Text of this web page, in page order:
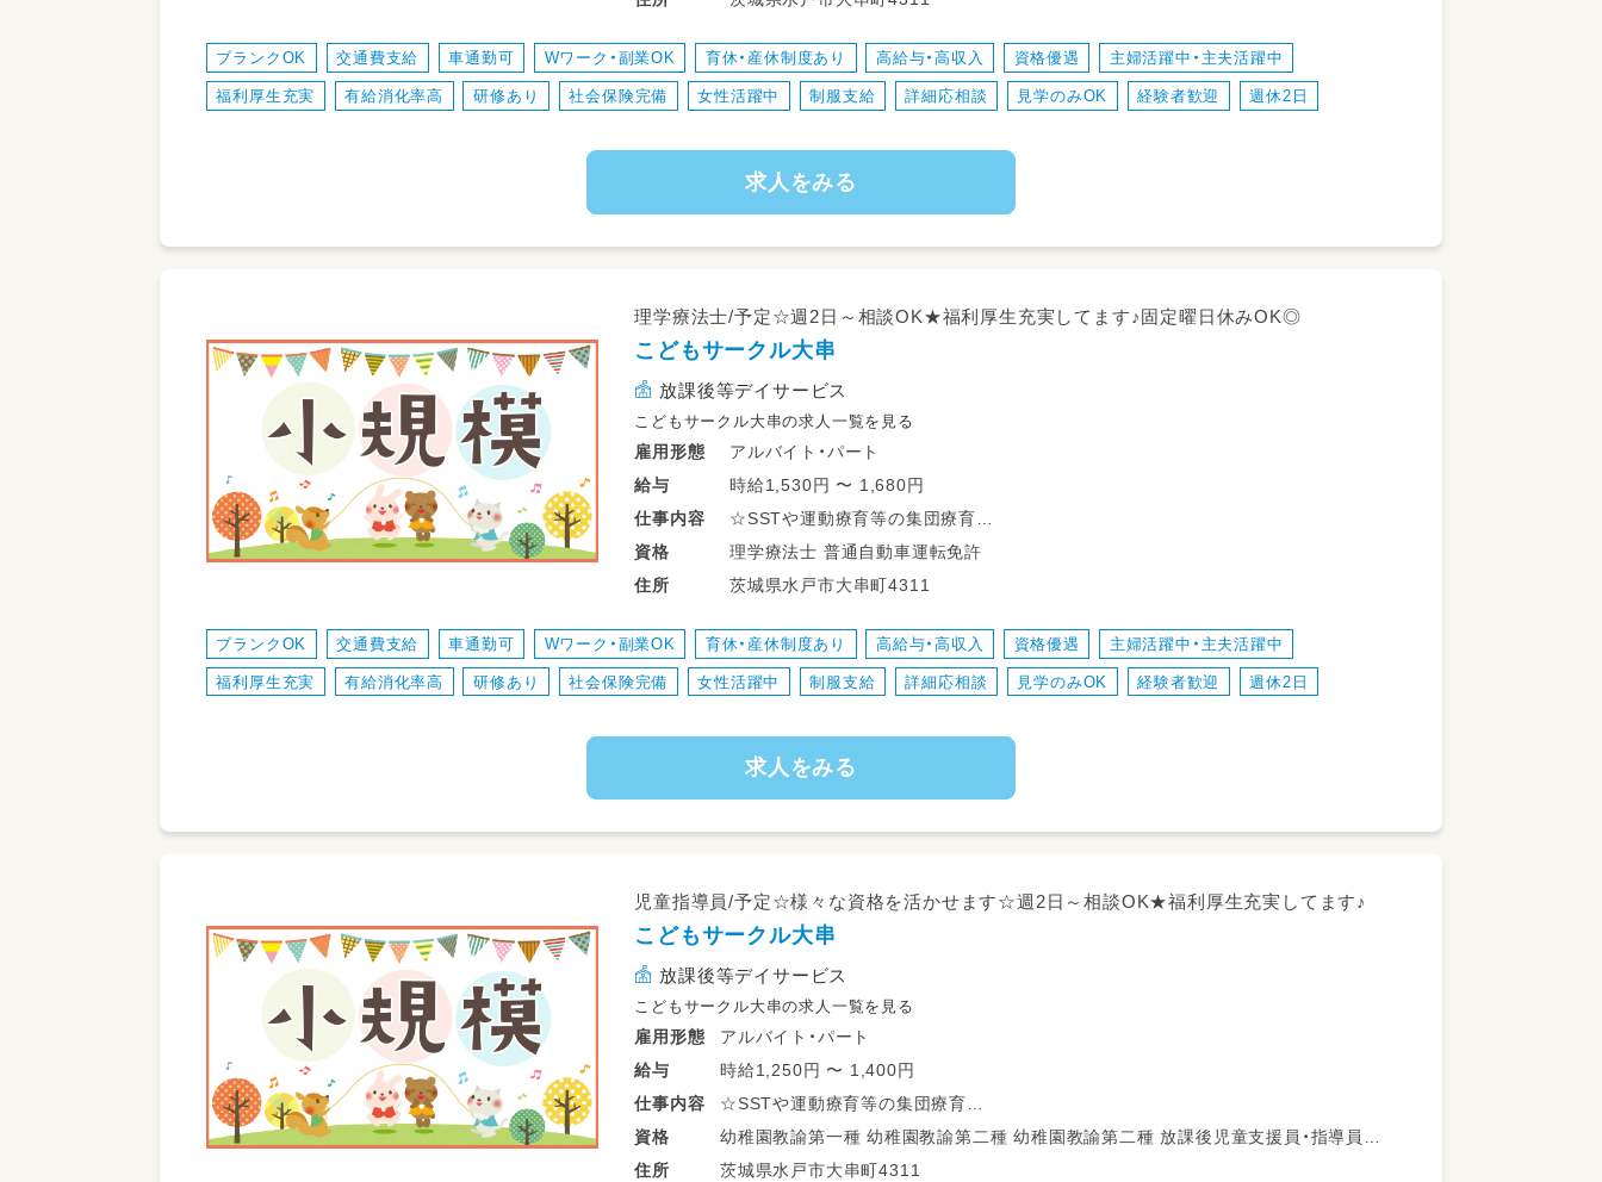
☆児童指導員業務全般
☆保護者対応
☆近隣店舗へのヘルプ業務
☆その他、資格により個別支援業務
※従事すべき業務の変更の範囲：なし
※雇用期間の定め：6ヶ月（勤務成績、態度により判断する）※更新上限なし
ブランクOK 交通費支給 車通勤可 Wワーク・副業OK 育休・産休制度あり 高給与・高収入 資格優遇 主婦活躍中・主夫活躍中
福利厚生充実 有給消化率高 研修あり 社会保険完備 女性活躍中 制服支給 詳細応相談 見学のみOK 経験者歓迎 週休2日
求人をみる
理学療法士/予定☆週2日～相談OK★福利厚生充実してます♪固定曜日休みOK◎
こどもサークル大串
放課後等デイサービス
こどもサークル大串の求人一覧を見る
雇用形態
アルバイト・パート
給与
時給1,530円 〜 1,680円
仕事内容
☆SSTや運動療育等の集団療育
☆個別支援、学習支援等の個別療育
☆ADDSを用いた完全個別療育
☆児童指導員業務全般
☆保護者対応
☆近隣店舗へのヘルプ業務
☆その他、資格により個別支援業務
※従事すべき業務の変更の範囲：なし
※雇用期間の定め：6ヶ月（勤務成績、態度により判断する）※更新上限なし
資格
理学療法士 普通自動車運転免許
住所
茨城県水戸市大串町4311
ブランクOK 交通費支給 車通勤可 Wワーク・副業OK 育休・産休制度あり 高給与・高収入 資格優遇 主婦活躍中・主夫活躍中
福利厚生充実 有給消化率高 研修あり 社会保険完備 女性活躍中 制服支給 詳細応相談 見学のみOK 経験者歓迎 週休2日
求人をみる
児童指導員/予定☆様々な資格を活かせます☆週2日～相談OK★福利厚生充実してます♪
こどもサークル大串
放課後等デイサービス
こどもサークル大串の求人一覧を見る
雇用形態
アルバイト・パート
給与
時給1,250円 〜 1,400円
仕事内容
☆SSTや運動療育等の集団療育
☆個別支援、学習支援等の個別療育
☆ADDSを用いた完全個別療育
資格
幼稚園教諭第一種 幼稚園教諭第二種 幼稚園教諭第二種 放課後児童支援員・指導員
（学童） 養護教諭免許 高等学校教諭普通免許 中学校教諭普通免許 小学校教諭普通免
住所 茨城県水戸市大串町4311